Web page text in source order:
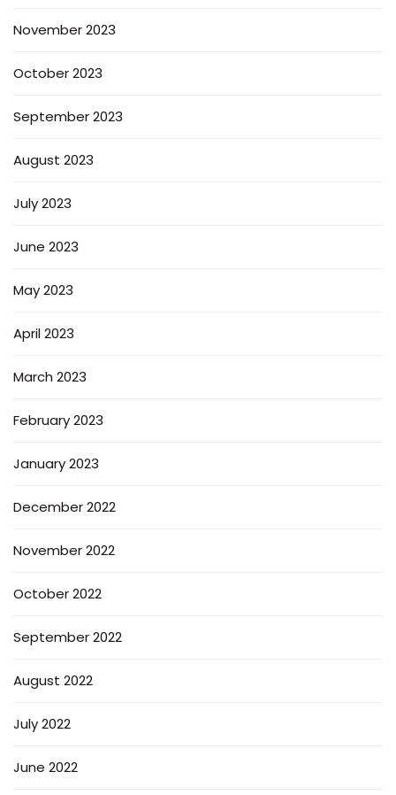
November 2023
October 2023
September 2023
August 2023
July 2023
June 2023
May 2023
April 2023
March 2023
February 2023
January 2023
December 2022
November 2022
October 2022
September 2022
August 2022
July 2022
June 2022